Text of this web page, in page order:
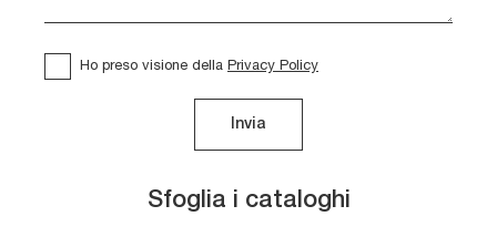
Sfoglia i cataloghi
Ho preso visione della Privacy Policy
Invia